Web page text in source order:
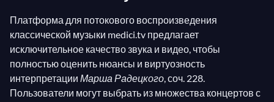
Платформа для потокового воспроизведения
классической музыки medici.tv предлагает
исключительное качество звука и видео, чтобы
полностью оценить нюансы и виртуозность
интерпретации Марша Радецкого, соч. 228.
Пользователи могут выбрать из множества концертов с